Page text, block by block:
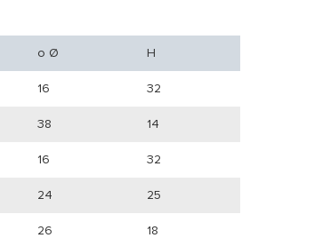
o Ø H
16 32
38 14
16 32
24 25
26 18